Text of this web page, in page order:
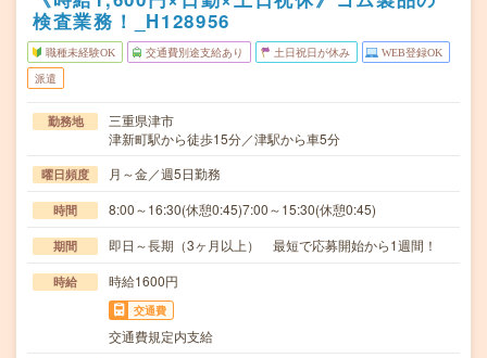
検査業務！_H128956
職種未経験OK 交通費別途支給あり 土日祝日が休み WEB登録OK
派遣
勤務地
三重県津市
津新町駅から徒歩15分／津駅から車5分
曜日頻度 月～金／週5日勤務
時間 8:00～16:30(休憩0:45)7:00～15:30(休憩0:45)
期間 即日～長期（3ヶ月以上） 最短で応募開始から1週間！
時給 時給1600円
交通費
交通費規定内支給